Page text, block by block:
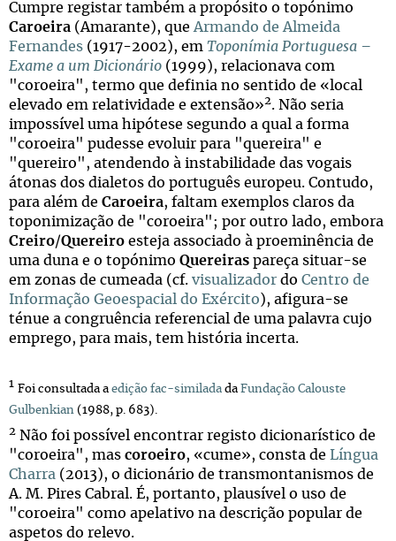
Cumpre registar também a propósito o topónimo
Caroeira (Amarante), que Armando de Almeida
Fernandes (1917-2002), em Toponímia Portuguesa –
Exame a um Dicionário (1999), relacionava com
"coroeira", termo que definia no sentido de «local
elevado em relatividade e extensão»2. Não seria
impossível uma hipótese segundo a qual a forma
"coroeira" pudesse evoluir para "quereira" e
"quereiro", atendendo à instabilidade das vogais
átonas dos dialetos do português europeu. Contudo,
para além de Caroeira, faltam exemplos claros da
toponimização de "coroeira"; por outro lado, embora
Creiro/Quereiro esteja associado à proeminência de
uma duna e o topónimo Quereiras pareça situar-se
em zonas de cumeada (cf. visualizador do Centro de
Informação Geoespacial do Exército), afigura-se
ténue a congruência referencial de uma palavra cujo
emprego, para mais, tem história incerta.
1 Foi consultada a edição fac-similada da Fundação Calouste
Gulbenkian (1988, p. 683).
2 Não foi possível encontrar registo dicionarístico de
"coroeira", mas coroeiro, «cume», consta de
Língua
Charra (2013), o dicionário de transmontanismos de
A. M. Pires Cabral. É, portanto, plausível o uso de
"coroeira" como apelativo na descrição popular de
aspetos do relevo.